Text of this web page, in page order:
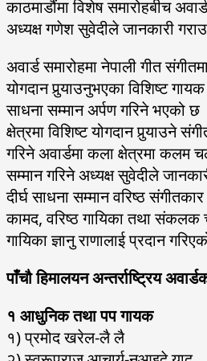
काठमाडौंमा विशेष समारोहबीच
अध्यक्ष गणेश सुवेदीले जानकारी
अवार्ड समारोहमा नेपाली गीत
योगदान पुर्‍याउनुभएका विशिष्ट
साधना सम्मान अर्पण गरिने भएको
क्षेत्रमा विशिष्ट योगदान पुर्‍याउने
गरिने अवार्डमा कला क्षेत्रमा कलम
सम्मान गरिने अध्यक्ष सुवेदीले
दीर्घ साधना सम्मान वरिष्ठ
कामद, वरिष्ठ गायिका तथा संकलक
गायिका ज्ञानु राणालाई प्रदान
पाँचौ हिमालयन अन्तर्राष्ट्रिय
१ आधुनिक तथा पप गायक
१) प्रमोद खरेल-लै लै